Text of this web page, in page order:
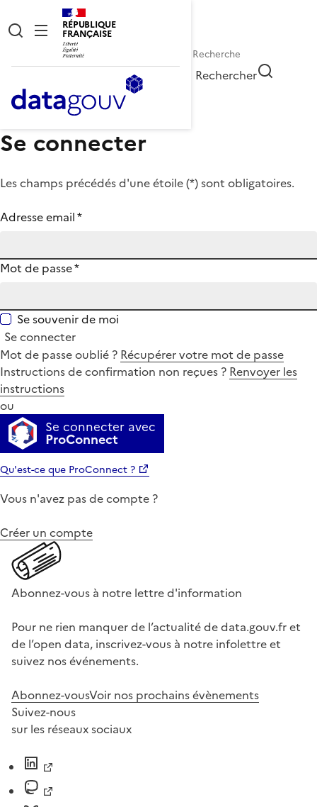
RÉPUBLIQUE
FRANÇAISE
Rechercher
Se connecter
Les champs précédés d'une étoile (*) sont obligatoires.
Adresse email*
Mot de passe*
Se souvenir de moi
Se connecter
Mot de passe oublié ? Récupérer votre mot de passe
Instructions de confirmation non reçues ? Renvoyer les
instructions
ou
Se connecter avec
ProConnect
Qu'est-ce que ProConnect ?
Vous n'avez pas de compte ?
Créer un compte
Abonnez-vous à notre lettre d'information
Pour ne rien manquer de l’actualité de data.gouv.fr et
de l’open data, inscrivez-vous à notre infolettre et
suivez nos événements.
Abonnez-vousVoir nos prochains évènements
Suivez-nous
sur les réseaux sociaux